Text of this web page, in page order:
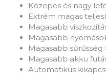
Közepes és nagy
Extrém magas
Magasabb
Magasabb
Magasabb sűrűsség
Magasabb akku
Automatikus